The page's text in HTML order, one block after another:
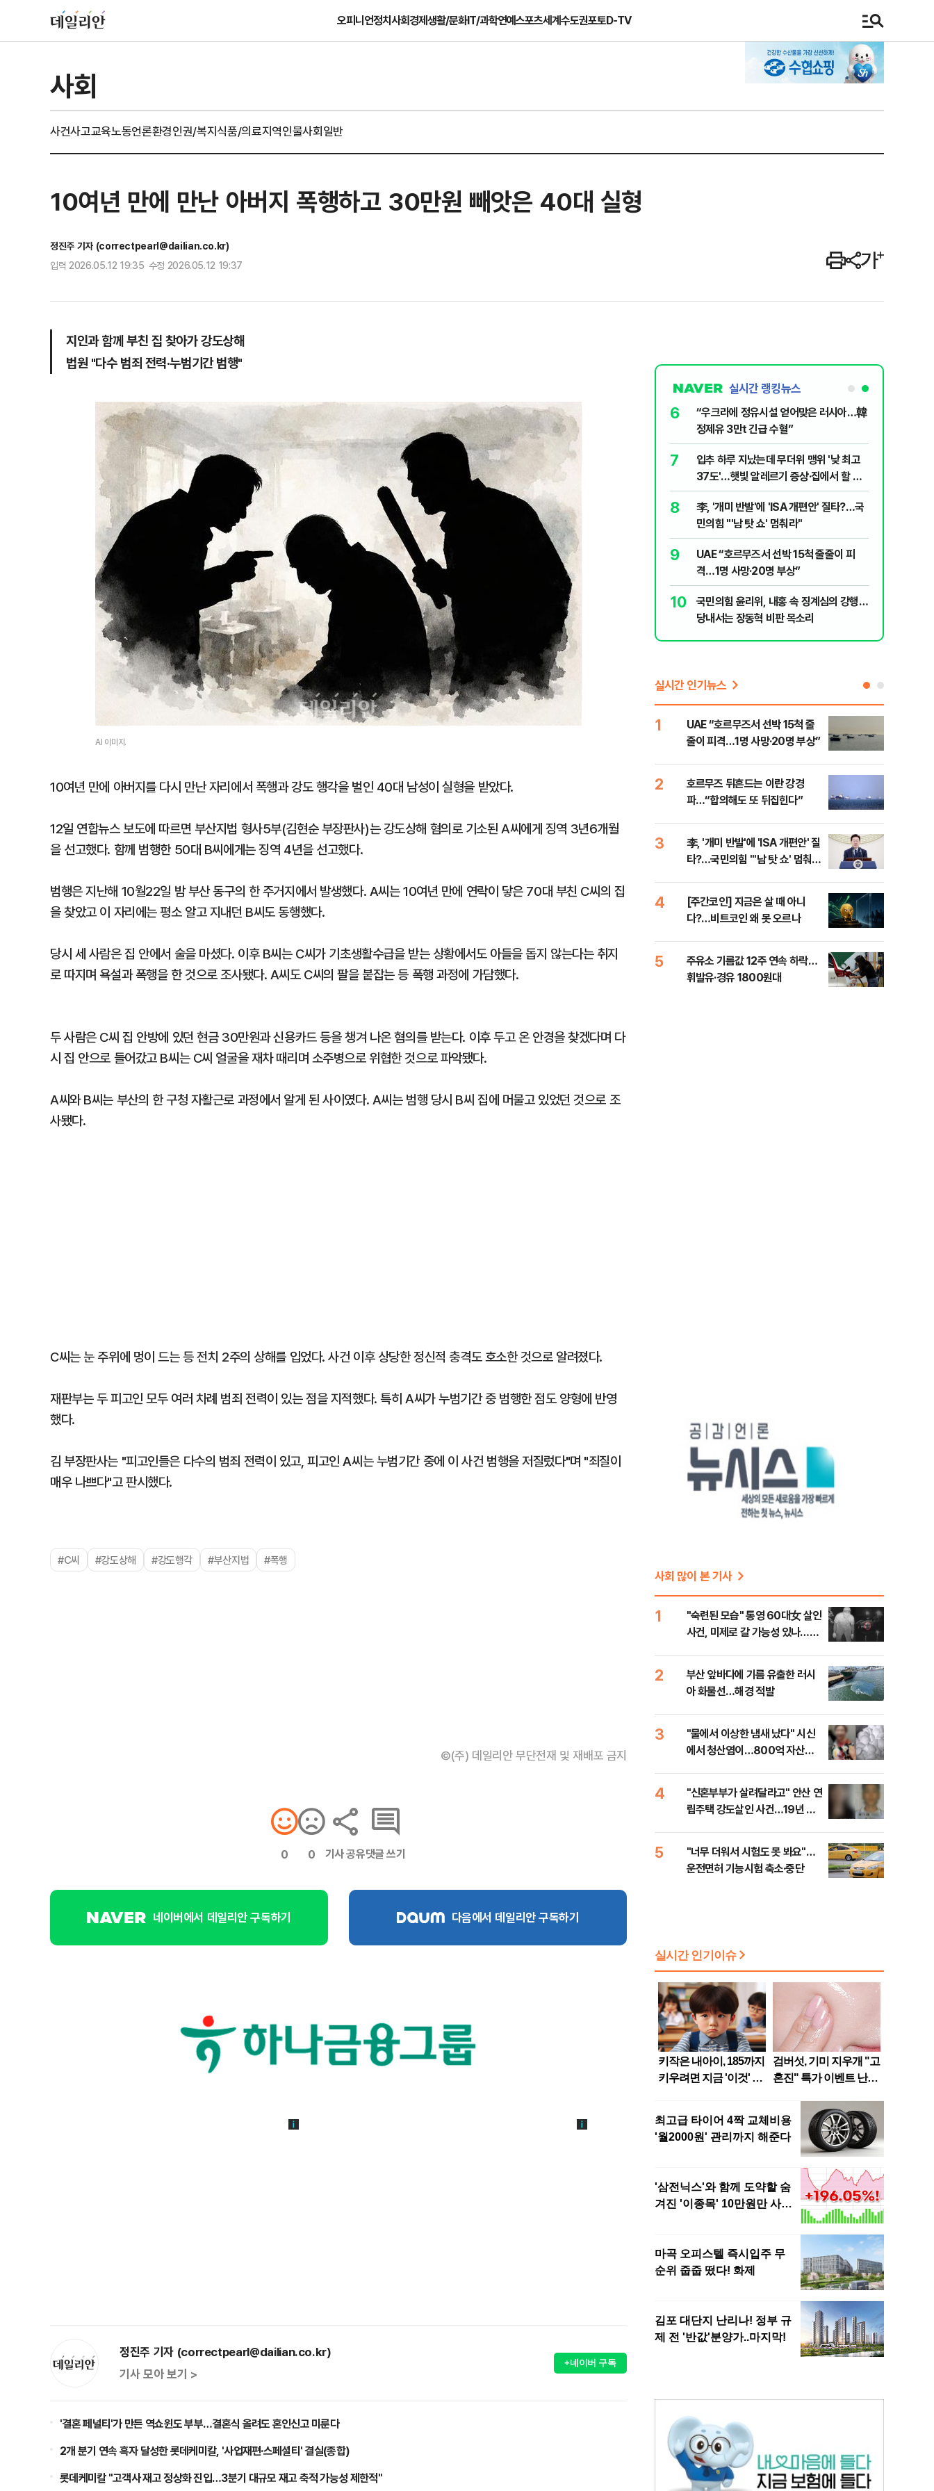
오피니언정치사회경제생활/문화IT/과학연예스포츠세계수도권포토D-TV
사회
사건사고교육노동언론환경인권/복지식품/의료지역인물사회일반
10여년 만에 만난 아버지 폭행하고 30만원 빼앗은 40대 실형
정진주 기자 (correctpearl@dailian.co.kr)
입력 2026.05.12 19:35 수정 2026.05.12 19:37
지인과 함께 부친 집 찾아가 강도상해
법원 "다수 범죄 전력·누범기간 범행"
AI 이미지.
10여년 만에 아버지를 다시 만난 자리에서 폭행과 강도 행각을 벌인 40대 남성이 실형을 받았다.
12일 연합뉴스 보도에 따르면 부산지법 형사5부(김현순 부장판사)는 강도상해 혐의로 기소된 A씨에게 징역 3년6개월
을 선고했다. 함께 범행한 50대 B씨에게는 징역 4년을 선고했다.
범행은 지난해 10월22일 밤 부산 동구의 한 주거지에서 발생했다. A씨는 10여년 만에 연락이 닿은 70대 부친 C씨의 집
을 찾았고 이 자리에는 평소 알고 지내던 B씨도 동행했다.
당시 세 사람은 집 안에서 술을 마셨다. 이후 B씨는 C씨가 기초생활수급을 받는 상황에서도 아들을 돕지 않는다는 취지
로 따지며 욕설과 폭행을 한 것으로 조사됐다. A씨도 C씨의 팔을 붙잡는 등 폭행 과정에 가담했다.
두 사람은 C씨 집 안방에 있던 현금 30만원과 신용카드 등을 챙겨 나온 혐의를 받는다. 이후 두고 온 안경을 찾겠다며 다
시 집 안으로 들어갔고 B씨는 C씨 얼굴을 재차 때리며 소주병으로 위협한 것으로 파악됐다.
A씨와 B씨는 부산의 한 구청 자활근로 과정에서 알게 된 사이였다. A씨는 범행 당시 B씨 집에 머물고 있었던 것으로 조
사됐다.
C씨는 눈 주위에 멍이 드는 등 전치 2주의 상해를 입었다. 사건 이후 상당한 정신적 충격도 호소한 것으로 알려졌다.
재판부는 두 피고인 모두 여러 차례 범죄 전력이 있는 점을 지적했다. 특히 A씨가 누범기간 중 범행한 점도 양형에 반영
했다.
김 부장판사는 "피고인들은 다수의 범죄 전력이 있고, 피고인 A씨는 누범기간 중에 이 사건 범행을 저질렀다"며 "죄질이
매우 나쁘다"고 판시했다.
#C씨 #강도상해 #강도행각 #부산지법 #폭행
©(주) 데일리안 무단전재 및 재배포 금지
0 0 기사 공유댓글 쓰기
네이버에서 데일리안 구독하기 다음에서 데일리안 구독하기
정진주 기자 (correctpearl@dailian.co.kr)
기사 모아 보기 >
+네이버 구독
'결혼 페널티'가 만든 역쇼윈도 부부…결혼식 올려도 혼인신고 미룬다
2개 분기 연속 흑자 달성한 롯데케미칼, '사업재편·스페셜티' 결실(종합)
롯데케미칼 "고객사 재고 정상화 진입…3분기 대규모 재고 축적 가능성 제한적"
실시간 랭킹뉴스
1
"숙련된 모습" 통영 60대女 살인사건, 미
제로 갈 가능성 있나…범인의 실체는?
2
호르무즈 뒤흔드는 이란 강경파…“합의해
도 또 뒤집힌다”
[주간코인] 지금은 살 때 아니다?…비트코
인 왜 못 오르나
송영길·김민석, '조희대 탄핵' 외치자…與
법사위원들 "즉시 대법관 제청하라"
‘탄약 고갈 보도’에 격노한 트럼프 “유출자
6
“우크라에 정유시설 얻어맞은 러시아…韓
정제유 3만t 긴급 수혈”
7
입추 하루 지났는데 무더위 맹위 '낮 최고
37도'…햇빛 알레르기 증상·집에서 할 수
있는 치료법 [오늘 날씨]
8
李, '개미 반발'에 'ISA 개편안' 질타?…국
민의힘 "'남 탓 쇼' 멈춰라"
9
UAE “호르무즈서 선박 15척 줄줄이 피
격…1명 사망·20명 부상”
10
국민의힘 윤리위, 내홍 속 징계심의 강행…
당내서는 장동혁 비판 목소리
실시간 인기뉴스
1
UAE “호르무즈서 선박 15척 줄
줄이 피격…1명 사망·20명 부상”
2
호르무즈 뒤흔드는 이란 강경
파…“합의해도 또 뒤집힌다”
3
李, '개미 반발'에 'ISA 개편안' 질
타?…국민의힘 "'남 탓 쇼' 멈춰
4
[주간코인] 지금은 살 때 아니
다?…비트코인 왜 못 오르나
5
주유소 기름값 12주 연속 하락…
휘발유·경유 1800원대
사회 많이 본 기사
1
"숙련된 모습" 통영 60대女 살인
사건, 미제로 갈 가능성 있나…범
2
부산 앞바다에 기름 유출한 러시
아 화물선…해경 적발
3
"물에서 이상한 냄새 났다" 시신
에서 청산염이…800억 자산가
4
"신혼부부가 살려달라고" 안산 연
립주택 강도살인 사건…19년 만
5
"너무 더워서 시험도 못 봐요"…
운전면허 기능시험 축소·중단